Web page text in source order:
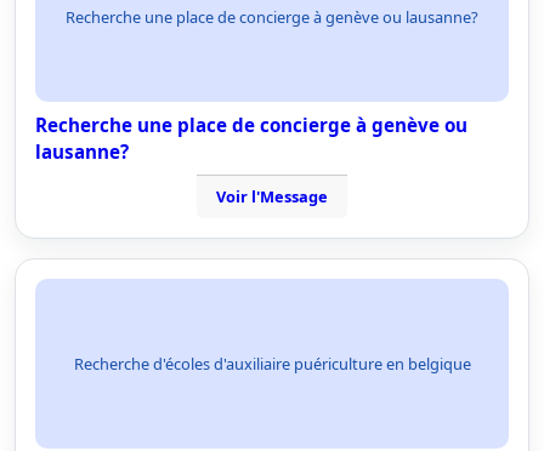
Recherche une place de concierge à genève ou lausanne?
Recherche une place de concierge à genève ou
lausanne?
Voir l'Message
Recherche d'écoles d'auxiliaire puériculture en belgique